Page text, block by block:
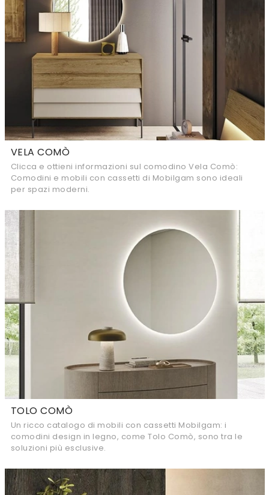
VELA COMÒ
Clicca e ottieni informazioni sul comodino Vela Comò:
Comodini e mobili con cassetti di Mobilgam sono ideali
per spazi moderni.
TOLO COMÒ
Un ricco catalogo di mobili con cassetti Mobilgam: i
comodini design in legno, come Tolo Comò, sono tra le
soluzioni più esclusive.